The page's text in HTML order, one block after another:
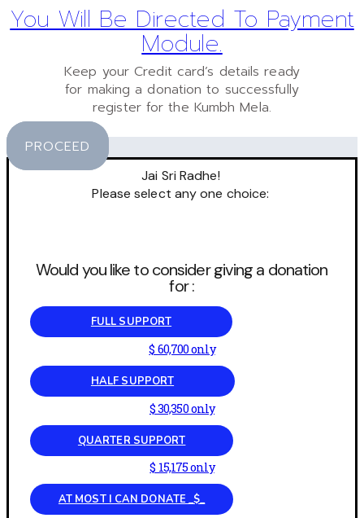
You Will Be Directed To Payment
Module.
Keep your Credit card’s details ready
for making a donation to successfully
register for the Kumbh Mela.
PROCEED
Jai Sri Radhe!
Please select any one choice:
Would you like to consider giving a donation
for :
FULL SUPPORT
$ 60,700 only
HALF SUPPORT
$ 30,350 only
QUARTER SUPPORT
$ 15,175 only
AT MOST I CAN DONATE _$_